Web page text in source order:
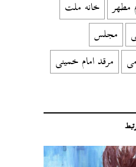
مطهر
خانه ملت
مجلس
مرقد امام خمینی